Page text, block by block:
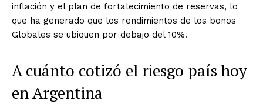
inflación y el plan de fortalecimiento de reservas, lo
que ha generado que los rendimientos de los bonos
Globales se ubiquen por debajo del 10%.
A cuánto cotizó el riesgo país hoy
en Argentina